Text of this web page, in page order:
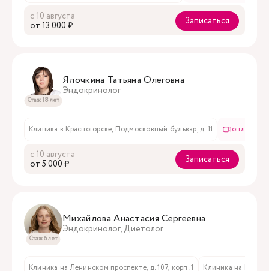
с 10 августа
oт 13 000 ₽
Записаться
Стаж 18 лет
Ялочкина Татьяна Олеговна
Эндокринолог
Клиника в Красногорске, Подмосковный бульвар, д. 11 онлайн
с 10 августа
oт 5 000 ₽
Записаться
Стаж 6 лет
Михайлова Анастасия Сергеевна
Эндокринолог, Диетолог
Клиника на Ленинском проспекте, д. 107, корп. 1 Клиника на